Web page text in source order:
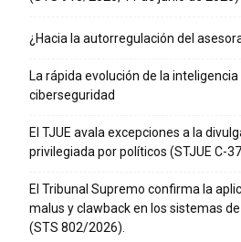
¿Hacia la autorregulación del
La rápida evolución de la
ciberseguridad
El TJUE avala excepciones a la
privilegiada por políticos (STJUE C-
El Tribunal Supremo confirma la
malus y clawback en los sistemas
(STS 802/2026).